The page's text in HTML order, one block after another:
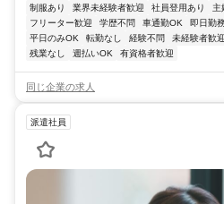
制服あり 業界未経験者歓迎 社員登用あり 主
フリーター歓迎
学歴不問 車通勤OK 即日勤
平日のみOK
転勤なし 経験不問 未経験者歓迎
残業なし
週払いOK 有資格者歓迎
同じ企業の求人
派遣社員